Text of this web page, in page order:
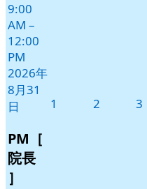
9:00
AM –
12:00
PM
2026年
8月31
日
PM［
院長
］
1 2 3